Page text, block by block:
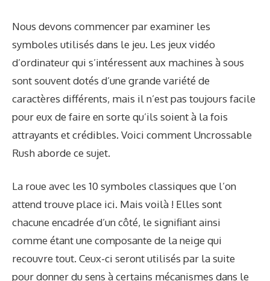
Nous devons commencer par examiner les
symboles utilisés dans le jeu. Les jeux vidéo
d’ordinateur qui s’intéressent aux machines à sous
sont souvent dotés d’une grande variété de
caractères différents, mais il n’est pas toujours facile
pour eux de faire en sorte qu’ils soient à la fois
attrayants et crédibles. Voici comment Uncrossable
Rush aborde ce sujet.
La roue avec les 10 symboles classiques que l’on
attend trouve place ici. Mais voilà ! Elles sont
chacune encadrée d’un côté, le signifiant ainsi
comme étant une composante de la neige qui
recouvre tout. Ceux-ci seront utilisés par la suite
pour donner du sens à certains mécanismes dans le